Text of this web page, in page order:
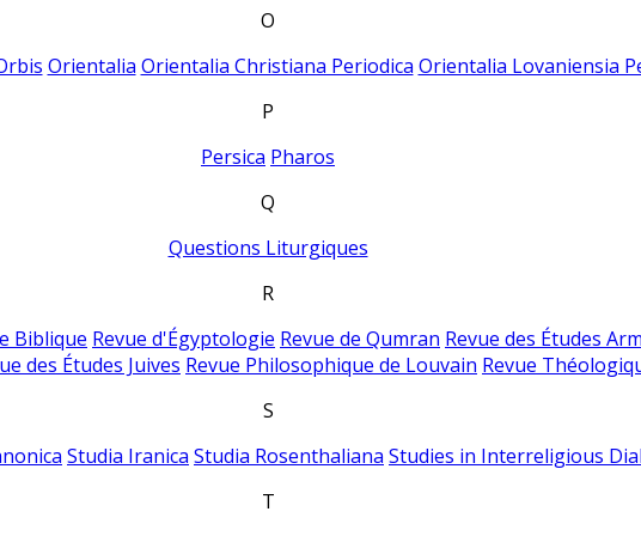
O
Orientalia Orientalia Christiana Periodica Orientalia Lovaniensia
P
Persica Pharos
Q
Questions Liturgiques
R
Biblique Revue d'Égyptologie Revue de Qumran Revue des Études
des Études Juives Revue Philosophique de Louvain Revue
S
Studia Iranica Studia Rosenthaliana Studies in Interreligious
T